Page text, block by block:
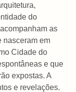
do
as
nasceram em
Cidade do
e que
expostas. A
e revelações.